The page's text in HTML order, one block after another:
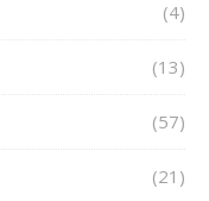
(4)
(13)
(57)
(21)